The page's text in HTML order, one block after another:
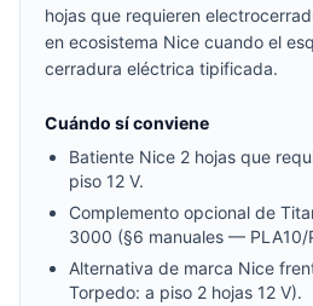
hojas que requieren
en ecosistema Nice cuando el
cerradura eléctrica tipificada.
Cuándo sí conviene
Batiente Nice 2 hojas que
piso 12 V.
Complemento opcional de
3000 (§6 manuales — PLA10/
Alternativa de marca Nice
Torpedo: a piso 2 hojas 12 V).